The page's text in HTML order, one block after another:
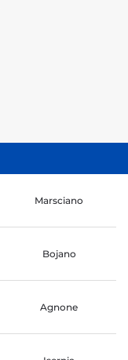
Marsciano
Bojano
Agnone